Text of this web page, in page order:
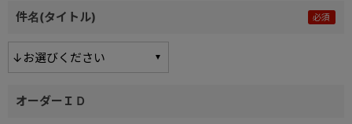
件名(タイトル)
オーダーＩＤ